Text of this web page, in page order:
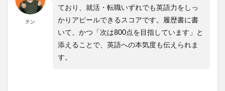
テン
ており、就活・転職いずれでも英語力をしっ
かりアピールできるスコアです。履歴書に書
いて、かつ「次は800点を目指しています」と
添えることで、英語への本気度も伝えられま
す。